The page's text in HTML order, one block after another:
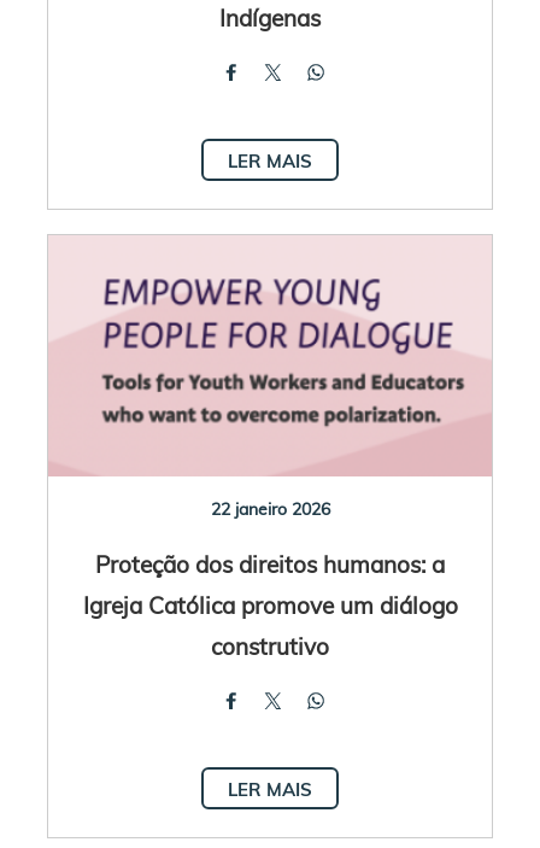
Indígenas
LER MAIS
22 janeiro 2026
Proteção dos direitos humanos: a
Igreja Católica promove um diálogo
construtivo
LER MAIS